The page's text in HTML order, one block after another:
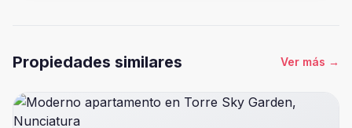
Propiedades similares Ver más →